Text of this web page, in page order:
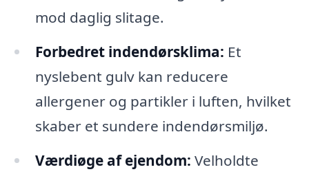
mod daglig slitage.
Forbedret indendørsklima: Et
nyslebent gulv kan reducere
allergener og partikler i luften, hvilket
skaber et sundere indendørsmiljø.
Værdiøge af ejendom: Velholdte